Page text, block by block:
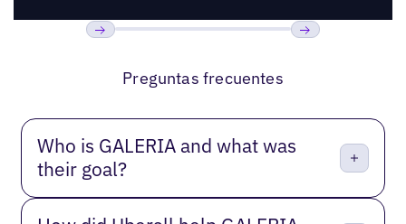
Preguntas frecuentes
Who is GALERIA and what was
their goal?